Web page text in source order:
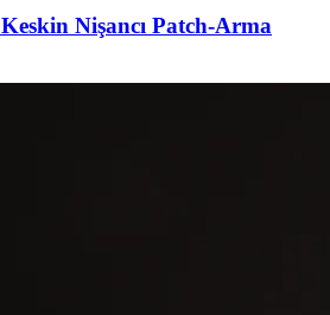
Keskin Nişancı Patch-Arma